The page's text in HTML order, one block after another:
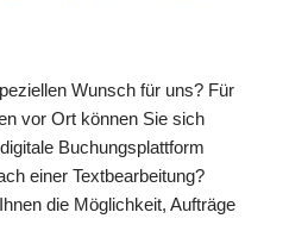
Wunsch für uns? Für
vor Ort können Sie sich
Buchungsplattform
einer Textbearbeitung?
die Möglichkeit, Aufträge